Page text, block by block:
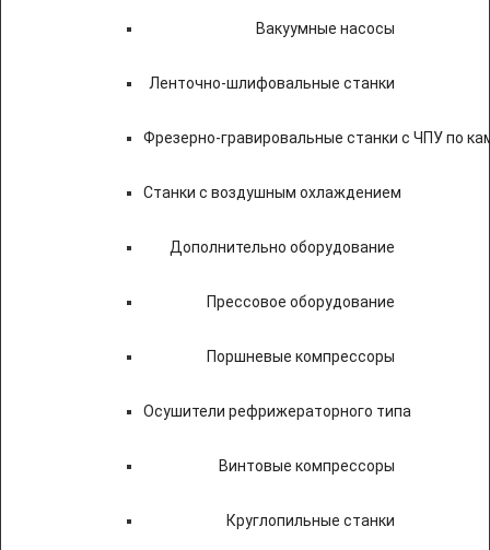
Вакуумные насосы
Ленточно-шлифовальные станки
Фрезерно-гравировальные станки с ЧПУ по
Станки с воздушным охлаждением
Дополнительно оборудование
Прессовое оборудование
Поршневые компрессоры
Осушители рефрижераторного типа
Винтовые компрессоры
Круглопильные станки